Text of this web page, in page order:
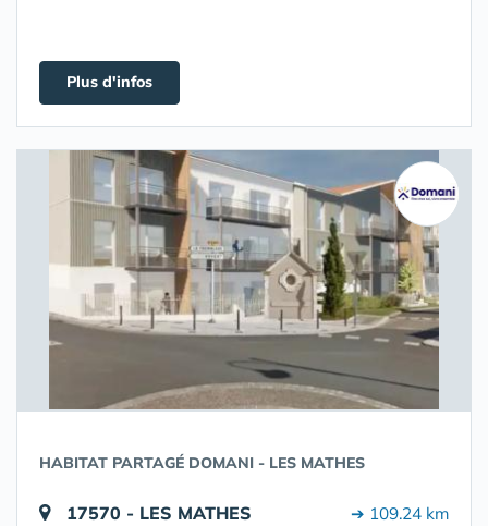
Plus d'infos
HABITAT PARTAGÉ DOMANI - LES MATHES
17570 - LES MATHES ➔ 109.24 km